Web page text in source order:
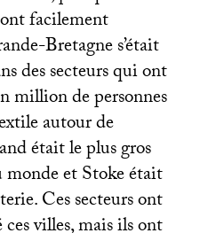
facilement
Bretagne s’était
des secteurs qui ont
million de personnes
autour de
était le plus gros
et Stoke était
Ces secteurs ont